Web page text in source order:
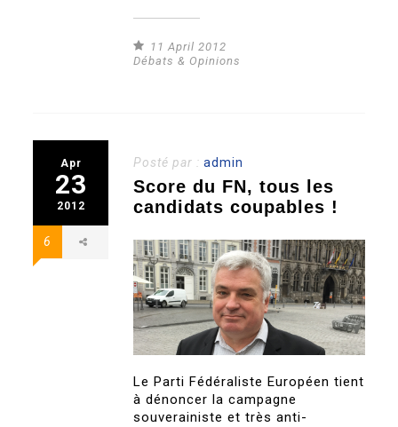
11 April 2012
Débats & Opinions
Apr
23
2012
6
Posté par :admin
Score du FN, tous les
candidats coupables !
Le Parti Fédéraliste Européen tient
à dénoncer la campagne
souverainiste et très anti-